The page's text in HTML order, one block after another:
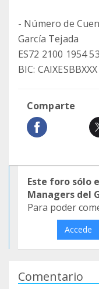
- Número de
García Tejada
ES72 2100 1954
BIC: CAIXESBBXXX
Comparte
Este foro sólo
Managers del
Para poder
Accede
Comentario